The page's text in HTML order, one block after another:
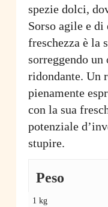
spezie dolci,
Sorso agile e
freschezza è la
sorreggendo
ridondante. Un
pienamente
con la sua
potenziale
stupire.
Peso
1 kg